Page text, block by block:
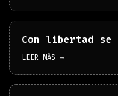
Con libertad se
LEER MÁS →